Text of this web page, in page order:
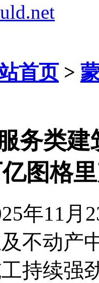
首页>
务类
图格
年11
不动产
持续强